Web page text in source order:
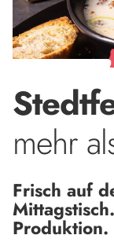
mehr
Frisch auf
Produktion.